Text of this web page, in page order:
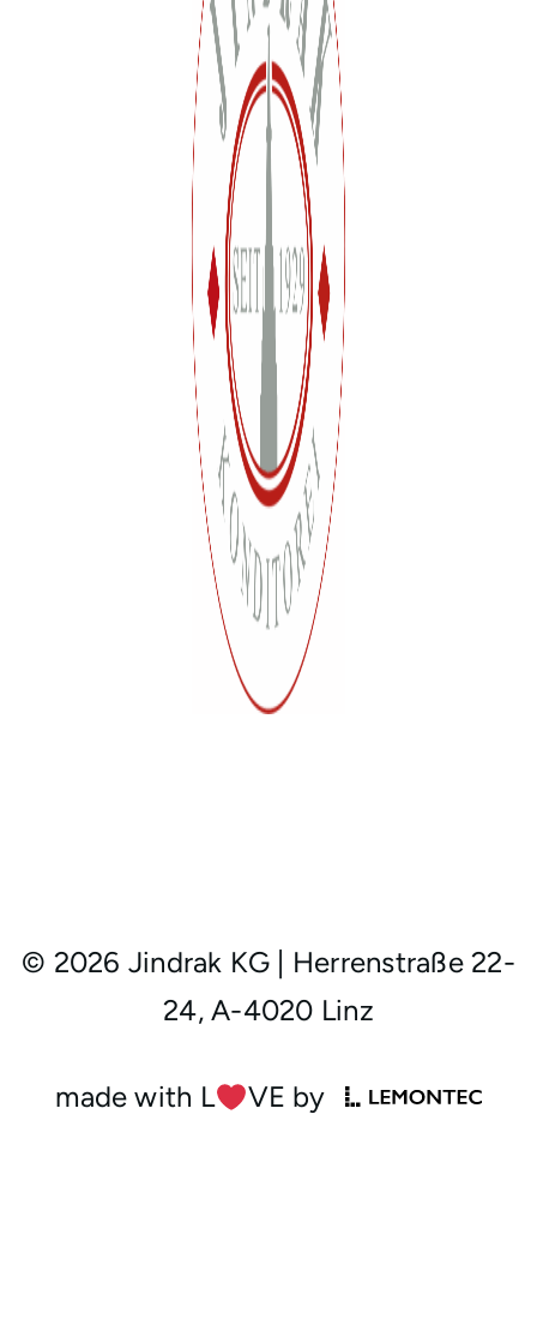
© 2026 Jindrak KG
Herrenstraße 22-
24, A-4020 Linz
made with L ︎VE by